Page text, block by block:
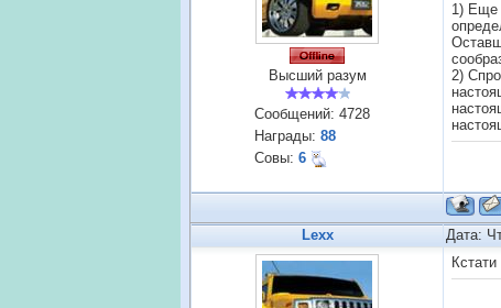
Высший разум
Сообщений: 4728
Награды: 88
Совы: 6
1) Еще
2)
Lexx Дата: